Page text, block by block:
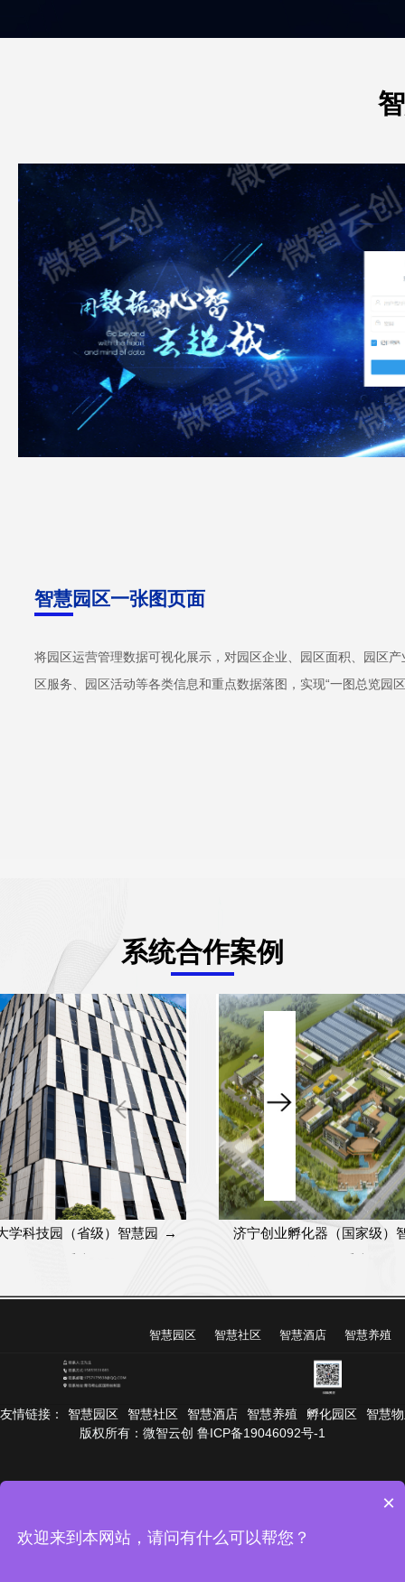
智慧园区一张图页面
将园区运营管理数据可视化展示，对园区企业、园区面积、园区
区服务、园区活动等各类信息和重点数据落图，实现“一图总览园
系统合作案例
学科技园（省级）智慧园
→
济宁创业孵化器（国家级）
智慧园区 智慧社区 智慧酒店 智慧养殖
友情链接： 智慧园区 智慧社区 智慧酒店 智慧养殖 孵化园区
智慧
版权所有：微智云创 鲁ICP备19046092号-1
×
欢迎来到本网站，请问有什么可以帮您？